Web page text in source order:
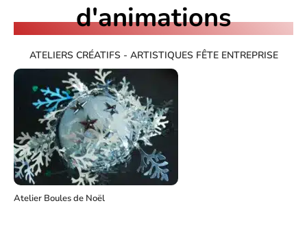
d'animations
ATELIERS CRÉATIFS - ARTISTIQUES FÊTE ENTREPRISE
Atelier Boules de Noël